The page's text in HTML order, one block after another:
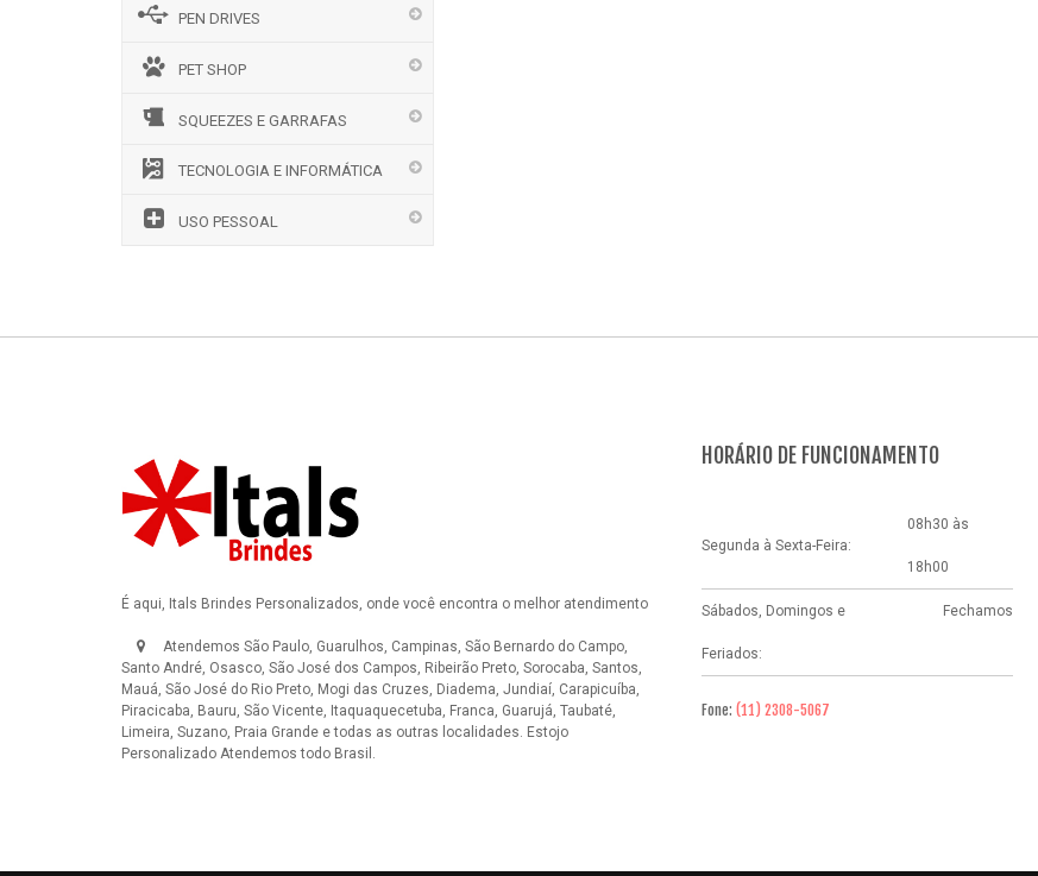
PEN DRIVES
PET SHOP
SQUEEZES E GARRAFAS
TECNOLOGIA E INFORMÁTICA
USO PESSOAL
É aqui, Itals Brindes Personalizados, onde você encontra o melhor atendimento
Atendemos São Paulo, Guarulhos, Campinas, São Bernardo do Campo,
Santo André, Osasco, São José dos Campos, Ribeirão Preto, Sorocaba, Santos,
Mauá, São José do Rio Preto, Mogi das Cruzes, Diadema, Jundiaí, Carapicuíba,
Piracicaba, Bauru, São Vicente, Itaquaquecetuba, Franca, Guarujá, Taubaté,
Limeira, Suzano, Praia Grande e todas as outras localidades. Estojo
Personalizado Atendemos todo Brasil.
HORÁRIO DE FUNCIONAMENTO
Segunda à Sexta-Feira:
08h30 às
18h00
Sábados, Domingos e
Feriados:
Fechamos
Fone: (11) 2308-5067